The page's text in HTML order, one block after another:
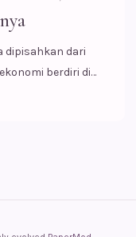
dipisahkan dari
berdiri di